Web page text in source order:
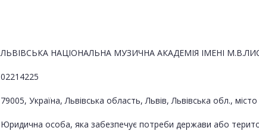
ЛЬВІВСЬКА НАЦІОНАЛЬНА МУЗИЧНА АКАДЕМІЯ ІМЕНІ
02214225
79005, Україна, Львівська область, Львів, Львівська обл.,
Юридична особа, яка забезпечує потреби держави або